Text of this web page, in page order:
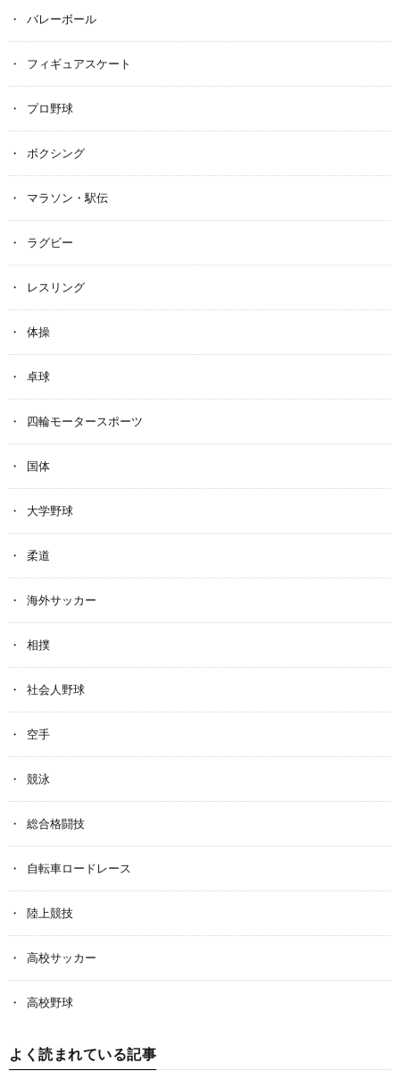
バレーボール
フィギュアスケート
プロ野球
ボクシング
マラソン・駅伝
ラグビー
レスリング
体操
卓球
四輪モータースポーツ
国体
大学野球
柔道
海外サッカー
相撲
社会人野球
空手
競泳
総合格闘技
自転車ロードレース
陸上競技
高校サッカー
高校野球
よく読まれている記事